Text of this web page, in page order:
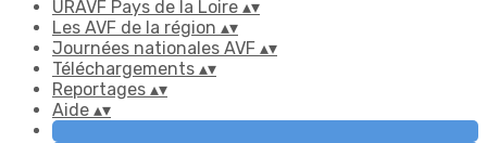
URAVF Pays de la Loire ▴▾
Les AVF de la région ▴▾
Journées nationales AVF ▴▾
Téléchargements ▴▾
Reportages ▴▾
Aide ▴▾